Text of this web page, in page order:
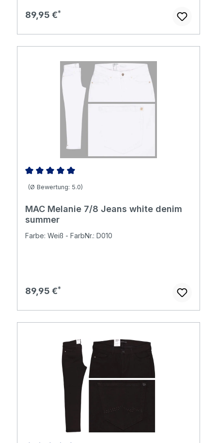
Regulärer Preis:
89,95 €
Durchschnittliche Bewertung von 5 von 5 Sternen
(Ø Bewertung: 5.0)
MAC Melanie 7/8 Jeans white denim
summer
Farbe: Weiß - FarbNr.: D010
Regulärer Preis:
89,95 €